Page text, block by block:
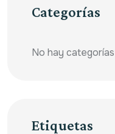
Categorías
No hay categorías
Etiquetas